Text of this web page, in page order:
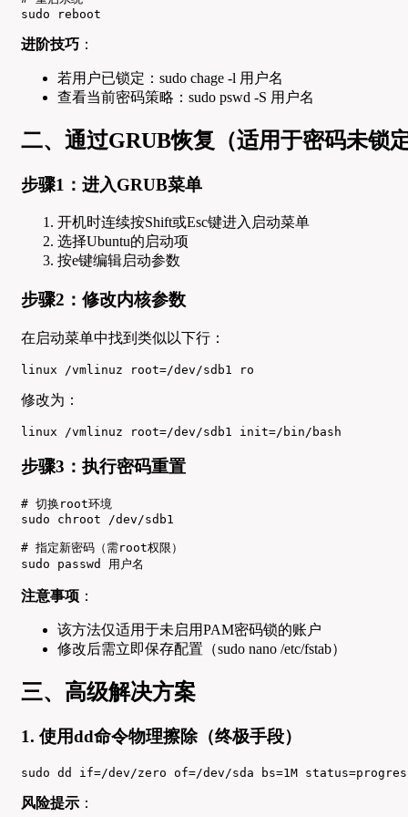
sudo reboot
进阶技巧 ：
若用户已锁定：sudo chage -l 用户名
查看当前密码策略：sudo pswd -S 用户名
二、通过GRUB恢复（适用于密码未锁
步骤1：进入GRUB菜单
开机时连续按Shift或Esc键进入启动菜单
选择Ubuntu的启动项
按e键编辑启动参数
步骤2：修改内核参数
在启动菜单中找到类似以下行：
linux /vmlinuz root=/dev/sdb1 ro
修改为：
linux /vmlinuz root=/dev/sdb1 init=/bin/bash
步骤3：执行密码重置
# 切换root环境
sudo chroot /dev/sdb1
# 指定新密码（需root权限）
sudo passwd 用户名
注意事项 ：
该方法仅适用于未启用PAM密码锁的账户
修改后需立即保存配置（sudo nano /etc/fstab）
三、高级解决方案
1. 使用dd命令物理擦除（终极手段）
sudo dd if=/dev/zero of=/dev/sda bs=1M
风险提示 ：